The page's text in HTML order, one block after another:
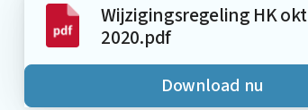
Wijzigingsregeling HK okt
2020.pdf
Download nu